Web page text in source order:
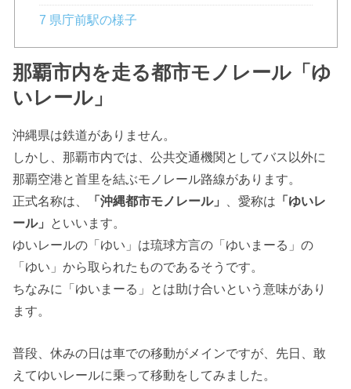
7 県庁前駅の様子
那覇市内を走る都市モノレール「ゆ
いレール」
沖縄県は鉄道がありません。
しかし、那覇市内では、公共交通機関としてバス以外に
那覇空港と首里を結ぶモノレール路線があります。
正式名称は、
「沖縄都市モノレール」 、愛称は 「ゆいレ
ール」 といいます。
ゆいレールの「ゆい」は琉球方言の「ゆいまーる」の
「ゆい」から取られたものであるそうです。
ちなみに「ゆいまーる」とは助け合いという意味があり
ます。
普段、休みの日は車での移動がメインですが、先日、敢
えてゆいレールに乗って移動をしてみました。